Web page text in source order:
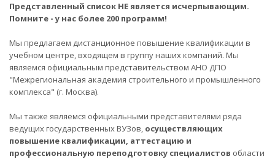
Представленный список НЕ является исчерпывающим.
Помните - у нас более 200 программ!
Мы предлагаем дистанционное повышение квалификации в
учебном центре, входящем в группу наших компаний. Мы
являемся официальным представительством АНО ДПО
"Межрегиональная академия строительного и промышленного
комплекса" (г. Москва).
Мы также являемся официальными представителями ряда
ведущих государственных ВУЗов, осуществляющих
повышение квалификации, аттестацию и
профессиональную переподготовку специалистов области